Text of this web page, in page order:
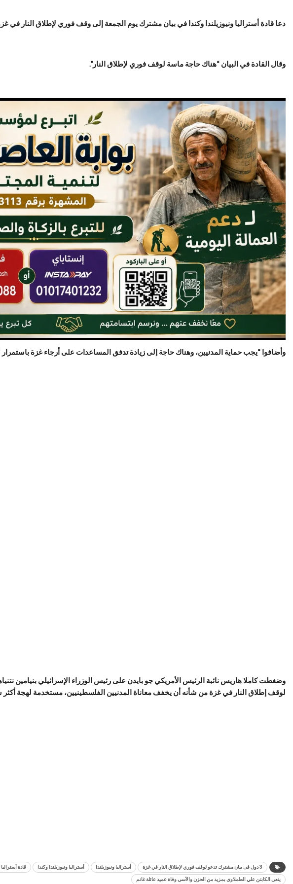
دعا قادة أستراليا ونيوزيلندا وكندا في بيان مشترك يوم الجمعة إلى وقف فوري لإطلاق النار في
وقال القادة في البيان “هناك حاجة ماسة لوقف فوري لإطلاق النار”.
وأضافوا “يجب حماية المدنيين، وهناك حاجة إلى زيادة تدفق المساعدات على أرجاء غزة باستمرار
وضغطت كاملا هاريس نائبة الرئيس الأمريكي جو بايدن على رئيس الوزراء الإسرائيلي بنيامين
لوقف إطلاق النار في غزة من شأنه أن يخفف معاناة المدنيين الفلسطينيين، مستخدمة لهجة
3 دول فى بيان مشترك تدعو لوقف فوري لإطلاق النار في غزة أستراليا ونيوزيلندا أستراليا ونيوزيلندا وكندا قادة أستراليا
ينعى الكابتن علي الطملاوى بمزيد من الحزن والأسى وفاة عميد عائلة غانم